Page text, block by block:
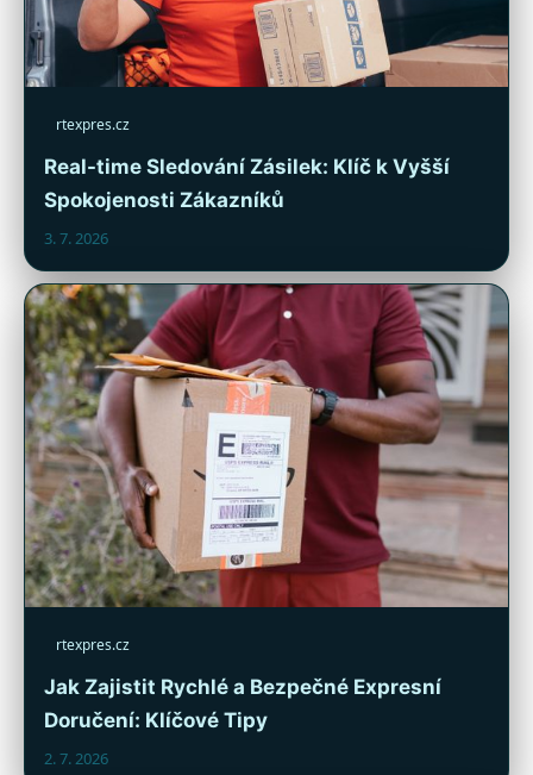
rtexpres.cz
Real-time Sledování Zásilek: Klíč k Vyšší
Spokojenosti Zákazníků
3. 7. 2026
rtexpres.cz
Jak Zajistit Rychlé a Bezpečné Expresní
Doručení: Klíčové Tipy
2. 7. 2026